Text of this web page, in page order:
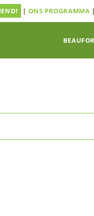
| ONS PROGRAMMA